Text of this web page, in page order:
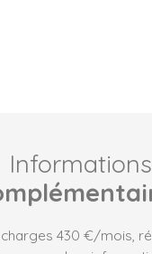
Informations
430 €/mois,